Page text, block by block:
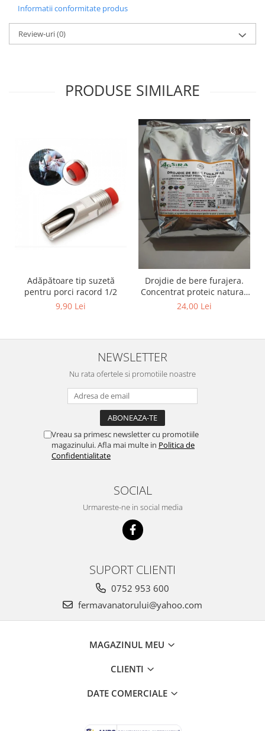
Fir gard electric
Animale de companie
Caini
Suplimente si produse de uz
Accesorii
Suplimente si produse de uz
veterinar
Rozatoare
Fitofarmacie
Erbicide
Ingrasamant
Plante Aromatice
Plante furajere
Informatii conformitate produs
Review-uri(0)
PRODUSE SIMILARE
Adăpătoare tip suzetă
pentru porci racord 1/2
9,90 Lei
Drojdie de bere furajera.
Concentrat proteic natural,
1kg
24,00 Lei
NEWSLETTER
Nu rata ofertele si promotiile noastre
Vreau sa primesc newsletter cu promotiile
magazinului. Afla mai multe in Politica de
Confidentialitate
SOCIAL
Urmareste-ne in social media
SUPORT CLIENTI
0752 953 600
fermavanatorului@yahoo.com
MAGAZINUL MEU
CLIENTI
DATE COMERCIALE